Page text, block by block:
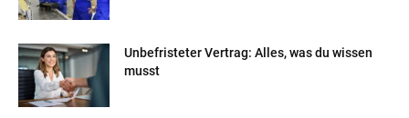
Unbefristeter Vertrag: Alles, was du wissen
musst